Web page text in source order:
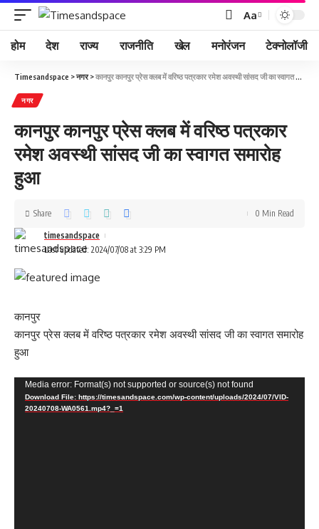
Aa
होम देश राज्य राजनीति खेल मनोरंजन टेक्नोलॉजी
Timesandspace >नगर>कानपुर कानपुर प्रेस क्लब में वरिष्ठ पत्रकार रमेश अवस्थी सांसद जी का स्वागत समारोह हुआ
नगर
कानपुर कानपुर प्रेस क्लब में वरिष्ठ पत्रकार
रमेश अवस्थी सांसद जी का स्वागत समारोह
हुआ
Last updated: 2024/07/08 at 3:29 PM
timesandspace
Share 0 Min Read
कानपुर
कानपुर प्रेस क्लब में वरिष्ठ पत्रकार रमेश अवस्थी सांसद जी का स्वागत समारोह
हुआ
Video
Player
Media error: Format(s) not supported or source(s) not found
Download File: https://timesandspace.com/wp-content/uploads/2024/07/VID-
20240708-WA0561.mp4?_=1